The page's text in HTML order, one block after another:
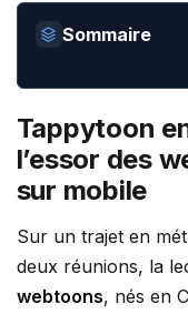
Sommaire
Tappytoon
l’essor des
sur mobile
Sur un trajet en
deux réunions, la
webtoons, nés en